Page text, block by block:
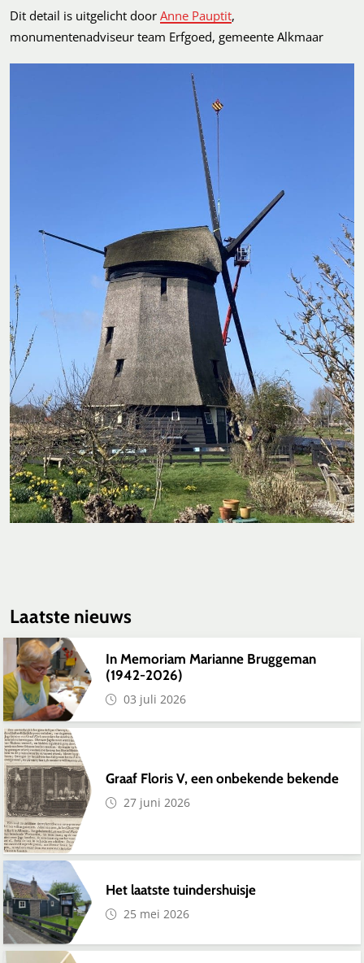
Dit detail is uitgelicht door Anne Pauptit,
monumentenadviseur team Erfgoed, gemeente Alkmaar
Laatste nieuws
In Memoriam Marianne Bruggeman
(1942-2026)
03 juli 2026
Graaf Floris V, een onbekende bekende
27 juni 2026
Het laatste tuindershuisje
25 mei 2026